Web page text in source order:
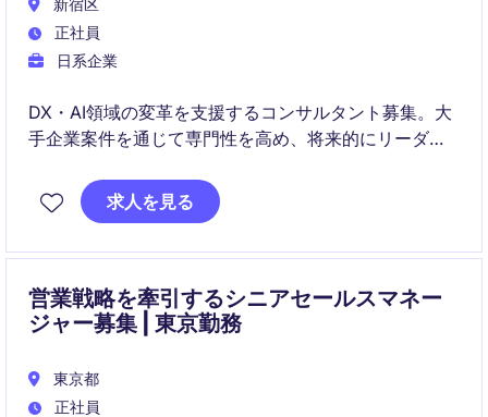
新宿区
正社員
日系企業
DX・AI領域の変革を支援するコンサルタント募集。大
手企業案件を通じて専門性を高め、将来的にリーダー
求人を見る
営業戦略を牽引するシニアセールスマネー
ジャー募集 | 東京勤務
東京都
正社員